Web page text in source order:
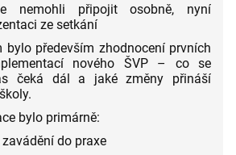
nemohli připojit osobně, nyní
ze setkání
bylo především zhodnocení prvních
nového ŠVP – co se
čeká dál a jaké změny přináší
bylo primárně:
do praxe